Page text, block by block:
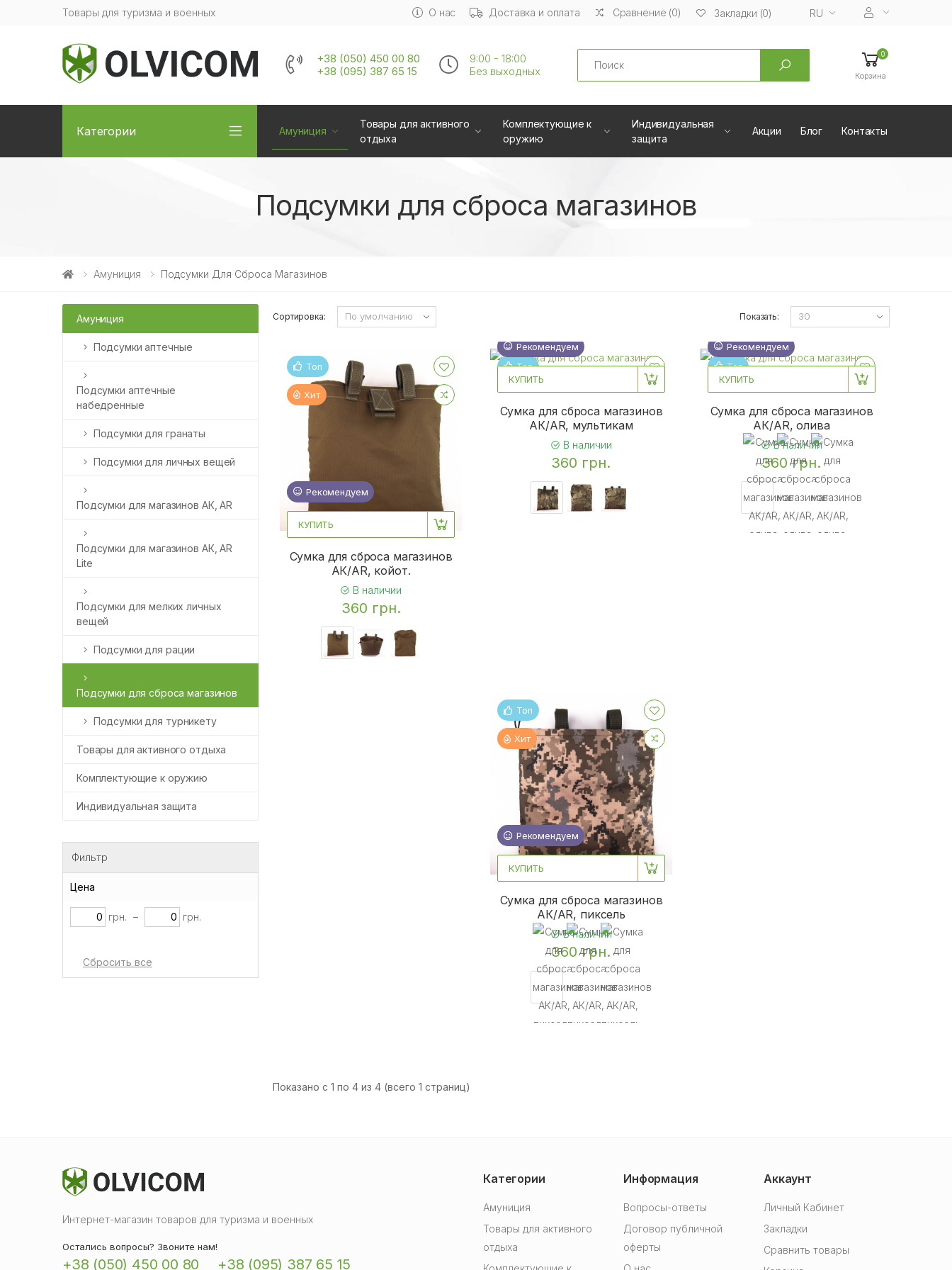
Товары для туризма и военных О нас Доставка и оплата Сравнение (0) Закладки (0) RU
+38 (050) 450 00 80
+38 (095) 387 65 15
9:00 - 18:00
Без выходных
Search 0
Корзина
Категории Амуниция
Товары для активного
отдыха
Комплектующие к
оружию
Индивидуальная
защита
Акции Блог Контакты
Подсумки для сброса магазинов
Амуниция Подсумки Для Сброса Магазинов
Амуниция
Подсумки аптечные
Подсумки аптечные
набедренные
Подсумки для гранаты
Подсумки для личных вещей
Подсумки для магазинов АК, AR
Подсумки для магазинов АК, AR
Lite
Подсумки для мелких личных
вещей
Подсумки для рации
Подсумки для сброса магазинов
Подсумки для турникету
Товары для активного отдыха
Комплектующие к оружию
Индивидуальная защита
Фильтр
Цена
грн. – грн.
Сортировка: Показать:
Топ
Хит
Новинка
Рекомендуем
КУПИТЬ
Сумка для сброса магазинов
АК/AR, койот.
В наличии
360 грн.
Топ
Хит
Новинка
Рекомендуем
КУПИТЬ
Сумка для сброса магазинов
АК/AR, мультикам
В наличии
360 грн.
Топ
Хит
Новинка
Рекомендуем
КУПИТЬ
Сумка для сброса магазинов
АК/AR, олива
В наличии
360 грн.
Топ
Хит
Новинка
Рекомендуем
КУПИТЬ
Сумка для сброса магазинов
АК/AR, пиксель
В наличии
360 грн.
Показано с 1 по 4 из 4 (всего 1 страниц)
Интернет-магазин товаров для туризма и военных
Остались вопросы? Звоните нам!
+38 (050) 450 00 80 +38 (095) 387 65 15
Категории
Амуниция
Товары для активного
отдыха
Информация
Вопросы-ответы
Договор публичной
оферты
Аккаунт
Личный Кабинет
Закладки
Сравнить товары